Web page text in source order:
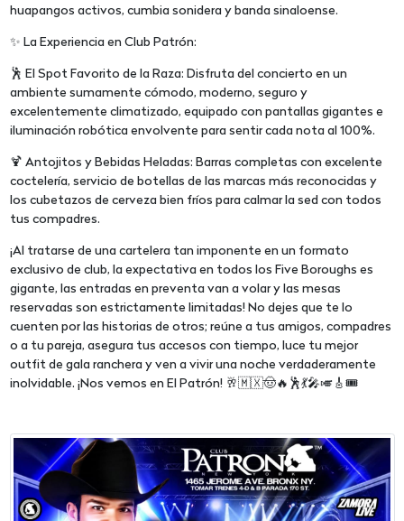
huapangos activos, cumbia sonidera y banda sinaloense.
✨ La Experiencia en Club Patrón:
🕺 El Spot Favorito de la Raza: Disfruta del concierto en un
ambiente sumamente cómodo, moderno, seguro y
excelentemente climatizado, equipado con pantallas gigantes e
iluminación robótica envolvente para sentir cada nota al 100%.
🍹 Antojitos y Bebidas Heladas: Barras completas con excelente
coctelería, servicio de botellas de las marcas más reconocidas y
los cubetazos de cerveza bien fríos para calmar la sed con todos
tus compadres.
¡Al tratarse de una cartelera tan imponente en un formato
exclusivo de club, la expectativa en todos los Five Boroughs es
gigante, las entradas en preventa van a volar y las mesas
reservadas son estrictamente limitadas! No dejes que te lo
cuenten por las historias de otros; reúne a tus amigos, compadres
o a tu pareja, asegura tus accesos con tiempo, luce tu mejor
outfit de gala ranchera y ven a vivir una noche verdaderamente
inolvidable. ¡Nos vemos en El Patrón! 🥂🇲🇽🤠🔥🕺💃🎤🎺🎸🎟️